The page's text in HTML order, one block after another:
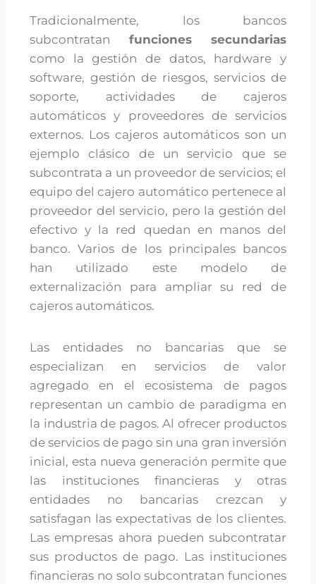
Tradicionalmente, los bancos
subcontratan funciones secundarias
como la gestión de datos, hardware y
software, gestión de riesgos, servicios de
soporte, actividades de cajeros
automáticos y proveedores de servicios
externos. Los cajeros automáticos son un
ejemplo clásico de un servicio que se
subcontrata a un proveedor de servicios; el
equipo del cajero automático pertenece al
proveedor del servicio, pero la gestión del
efectivo y la red quedan en manos del
banco. Varios de los principales bancos
han utilizado este modelo de
externalización para ampliar su red de
cajeros automáticos.
Las entidades no bancarias que se
especializan en servicios de valor
agregado en el ecosistema de pagos
representan un cambio de paradigma en
la industria de pagos. Al ofrecer productos
de servicios de pago sin una gran inversión
inicial, esta nueva generación permite que
las instituciones financieras y otras
entidades no bancarias crezcan y
satisfagan las expectativas de los clientes.
Las empresas ahora pueden subcontratar
sus productos de pago. Las instituciones
financieras no solo subcontratan funciones